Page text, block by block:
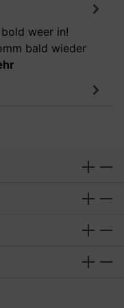
weer in!
bald wieder